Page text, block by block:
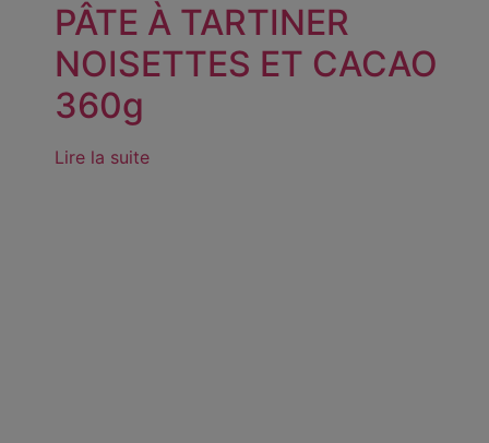
PÂTE À TARTINER
NOISETTES ET CACAO
360g
Lire la suite